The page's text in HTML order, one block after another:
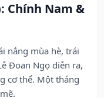
Chính Nam &
nắng mùa hè, trái
Đoan Ngọ diễn ra,
cơ thể. Một tháng